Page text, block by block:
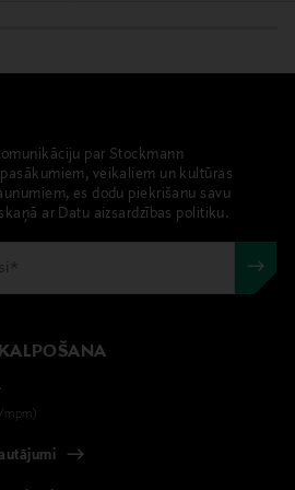
par Stockmann
veikaliem un kultūras
es dodu piekrišanu savu
ar Datu aizsardzības politiku.
mpm)